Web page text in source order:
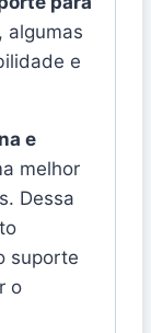
, algumas
e
e
melhor
Dessa
suporte
o